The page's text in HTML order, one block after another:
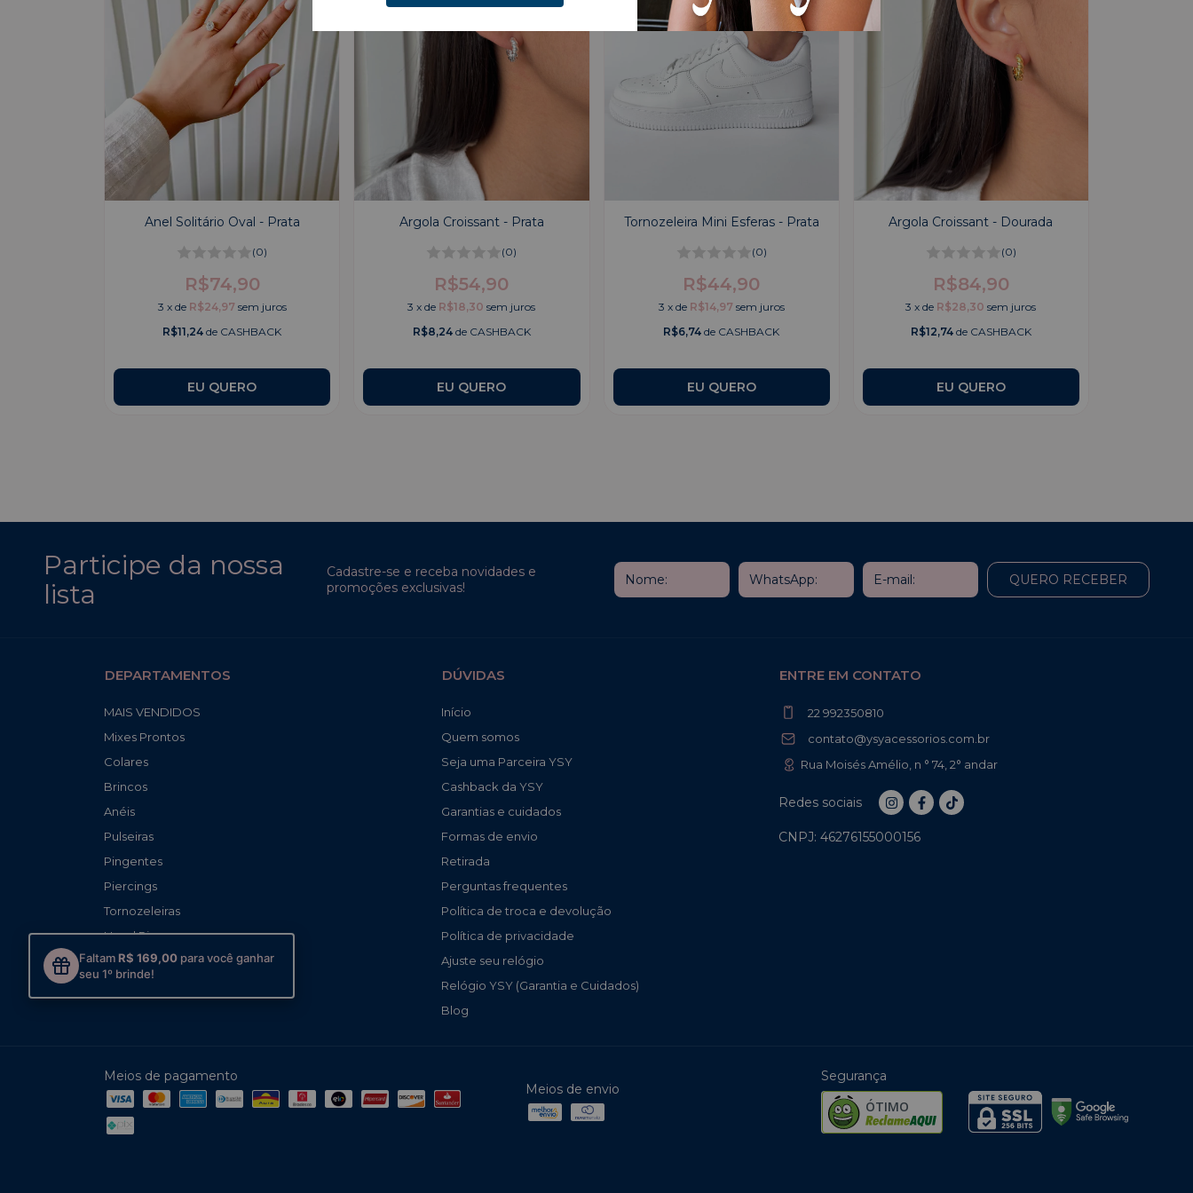
Anel Solitário Oval - Prata
(0)
R$74,90
3 x de R$24,97 sem juros
R$11,24 de CASHBACK
EU QUERO
Argola Croissant - Prata
(0)
R$54,90
3 xde R$18,30 sem juros
R$8,24de CASHBACK
Tornozeleira Mini Esferas - Prata
(0)
R$44,90
3 x de R$14,97 sem juros
R$6,74 de CASHBACK
Argola Croissant - Dourada
(0)
R$84,90
3 xde R$28,30 sem juros
R$12,74de CASHBACK
Participe da nossa
lista
Cadastre-se e receba novidades e
promoções exclusivas!
DEPARTAMENTOS
MAIS VENDIDOS
Mixes Prontos
Colares
Brincos
Anéis
Pulseiras
Pingentes
Piercings
Tornozeleiras
Head Piece
Presentes
DÚVIDAS
Início
Quem somos
Seja uma Parceira YSY
Cashback da YSY
Garantias e cuidados
Formas de envio
Retirada
Perguntas frequentes
Política de troca e devolução
Política de privacidade
Ajuste seu relógio
Relógio YSY (Garantia e Cuidados)
Blog
ENTRE EM CONTATO
22 992350810
contato@ysyacessorios.com.br
Rua Moisés Amélio, n ° 74, 2° andar
Redes sociais
CNPJ: 46276155000156
Meios de pagamento
Meios de envio
Segurança
ÓTIMO
FaltamR$ 169,00 para você ganhar
seu 1º brinde!